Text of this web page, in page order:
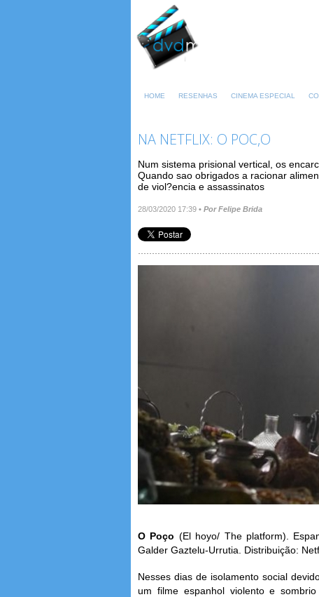
HOME RESENHAS CINEMA ESPECIAL
NA NETFLIX: O POC,O
Num sistema prisional vertical, os
Quando sao obrigados a racionar
de viol?encia e assassinatos
28/03/2020 17:39 • Por Felipe Brida
O Poço (El hoyo/ The platform).
Galder Gaztelu-Urrutia. Distribuição:
Nesses dias de isolamento social
um filme espanhol violento e